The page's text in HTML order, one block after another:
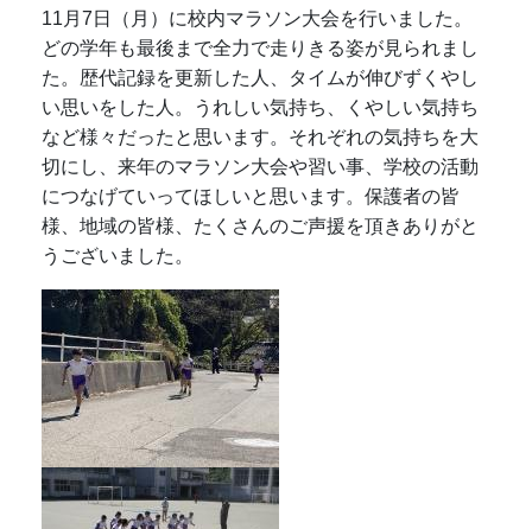
11月7日（月）に校内マラソン大会を行いました。
どの学年も最後まで全力で走りきる姿が見られまし
た。歴代記録を更新した人、タイムが伸びずくやし
い思いをした人。うれしい気持ち、くやしい気持ち
など様々だったと思います。それぞれの気持ちを大
切にし、来年のマラソン大会や習い事、学校の活動
につなげていってほしいと思います。保護者の皆
様、地域の皆様、たくさんのご声援を頂きありがと
うございました。